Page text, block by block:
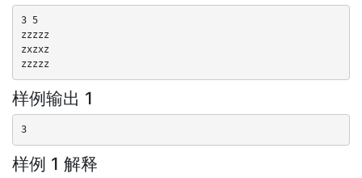
3 5
zzzzz
zxzxz
zzzzz
样例输出 1
3
样例 1 解释